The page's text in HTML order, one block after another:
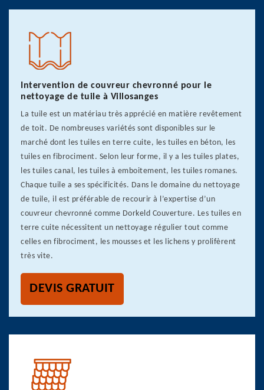
Intervention de couvreur chevronné pour le
nettoyage de tuile à Villosanges
La tuile est un matériau très apprécié en matière revêtement
de toit. De nombreuses variétés sont disponibles sur le
marché dont les tuiles en terre cuite, les tuiles en béton, les
tuiles en fibrociment. Selon leur forme, il y a les tuiles plates,
les tuiles canal, les tuiles à emboitement, les tuiles romanes.
Chaque tuile a ses spécificités. Dans le domaine du nettoyage
de tuile, il est préférable de recourir à l’expertise d’un
couvreur chevronné comme Dorkeld Couverture. Les tuiles en
terre cuite nécessitent un nettoyage régulier tout comme
celles en fibrociment, les mousses et les lichens y prolifèrent
très vite.
DEVIS GRATUIT